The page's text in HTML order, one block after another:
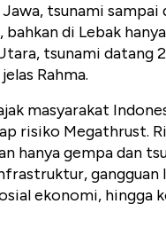
tsunami sampai
di Lebak
tsunami datang
Rahma.
masyarakat
risiko Megathrust.
hanya gempa dan
gangguan
ekonomi, hingga